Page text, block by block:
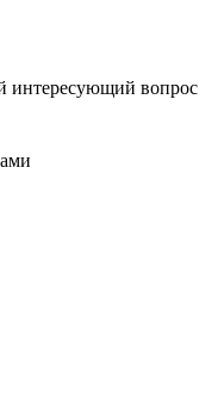
интересующий вопрос